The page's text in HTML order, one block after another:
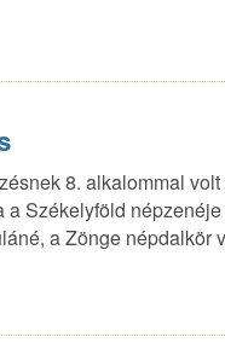
8. alkalommal
a Székelyföld
a Zönge népdalkör